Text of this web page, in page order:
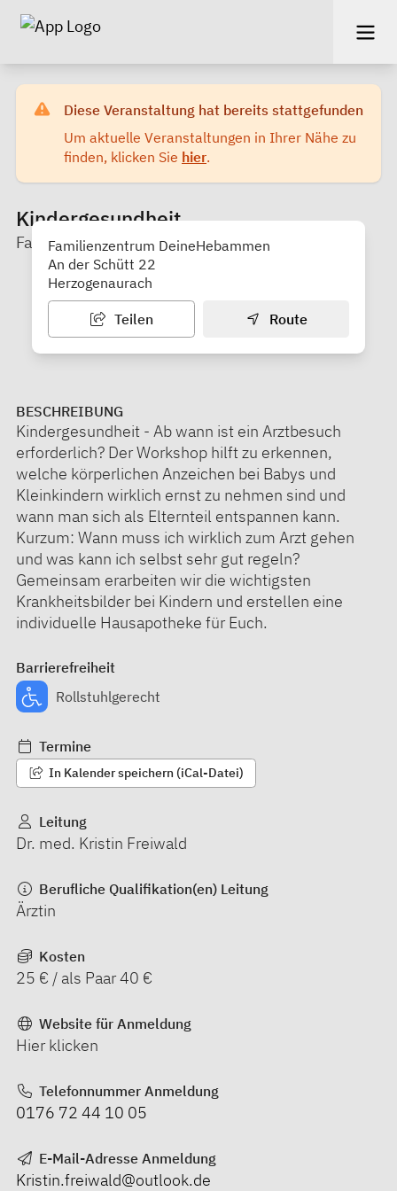
Diese Veranstaltung hat bereits stattgefunden
Um aktuelle Veranstaltungen in Ihrer Nähe zu
finden, klicken Sie hier.
Kindergesundheit
Familienzentrum DeineHebammen
Familienzentrum DeineHebammen
An der Schütt 22
Herzogenaurach
Teilen Route
BESCHREIBUNG
Kindergesundheit - Ab wann ist ein Arztbesuch
erforderlich? Der Workshop hilft zu erkennen,
welche körperlichen Anzeichen bei Babys und
Kleinkindern wirklich ernst zu nehmen sind und
wann man sich als Elternteil entspannen kann.
Kurzum: Wann muss ich wirklich zum Arzt gehen
und was kann ich selbst sehr gut regeln?
Gemeinsam erarbeiten wir die wichtigsten
Krankheitsbilder bei Kindern und erstellen eine
individuelle Hausapotheke für Euch.
Barrierefreiheit
Rollstuhlgerecht
Termine
In Kalender speichern (iCal-Datei)
Leitung
Dr. med. Kristin Freiwald
Berufliche Qualifikation(en) Leitung
Ärztin
Kosten
25 € / als Paar 40 €
Website für Anmeldung
Hier klicken
Telefonnummer Anmeldung
0176 72 44 10 05
E-Mail-Adresse Anmeldung
Kristin.freiwald@outlook.de